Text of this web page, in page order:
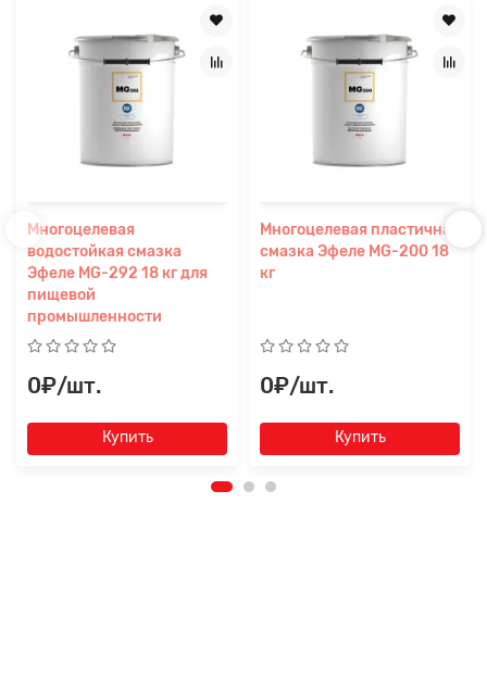
Многоцелевая
водостойкая смазка
Эфеле MG-292 18 кг для
пищевой
промышленности
0₽/шт.
Купить
Многоцелевая пластичная
смазка Эфеле MG-200 18
кг
0₽/шт.
Купить